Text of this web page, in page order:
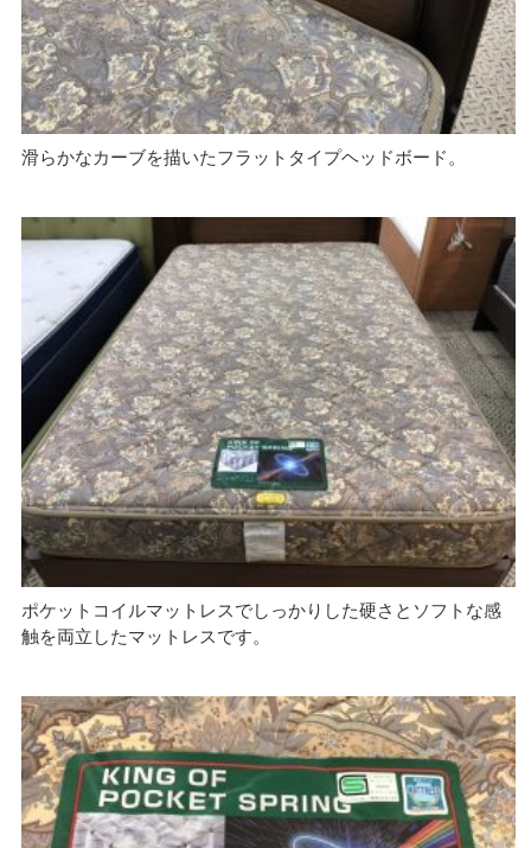
滑らかなカーブを描いたフラットタイプヘッドボード。
ポケットコイルマットレスでしっかりした硬さとソフトな感
触を両立したマットレスです。